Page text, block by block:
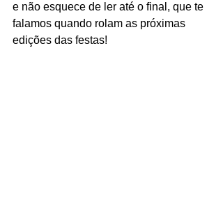
e não esquece de ler até o final, que te
falamos quando rolam as próximas
edições das festas!